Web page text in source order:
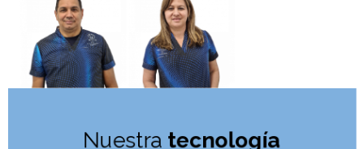
Nuestra tecnología